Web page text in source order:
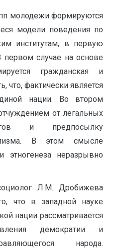
молодежи формируются
модели поведения по
институтам, в первую
случае на основе
гражданская и
что, фактически является
нации. Во втором
от легальных
и предпосылку
В этом смысле
этногенеза неразрывно
Л.М. Дробижева
что в западной науке
нации рассматривается
демократии и
народа.